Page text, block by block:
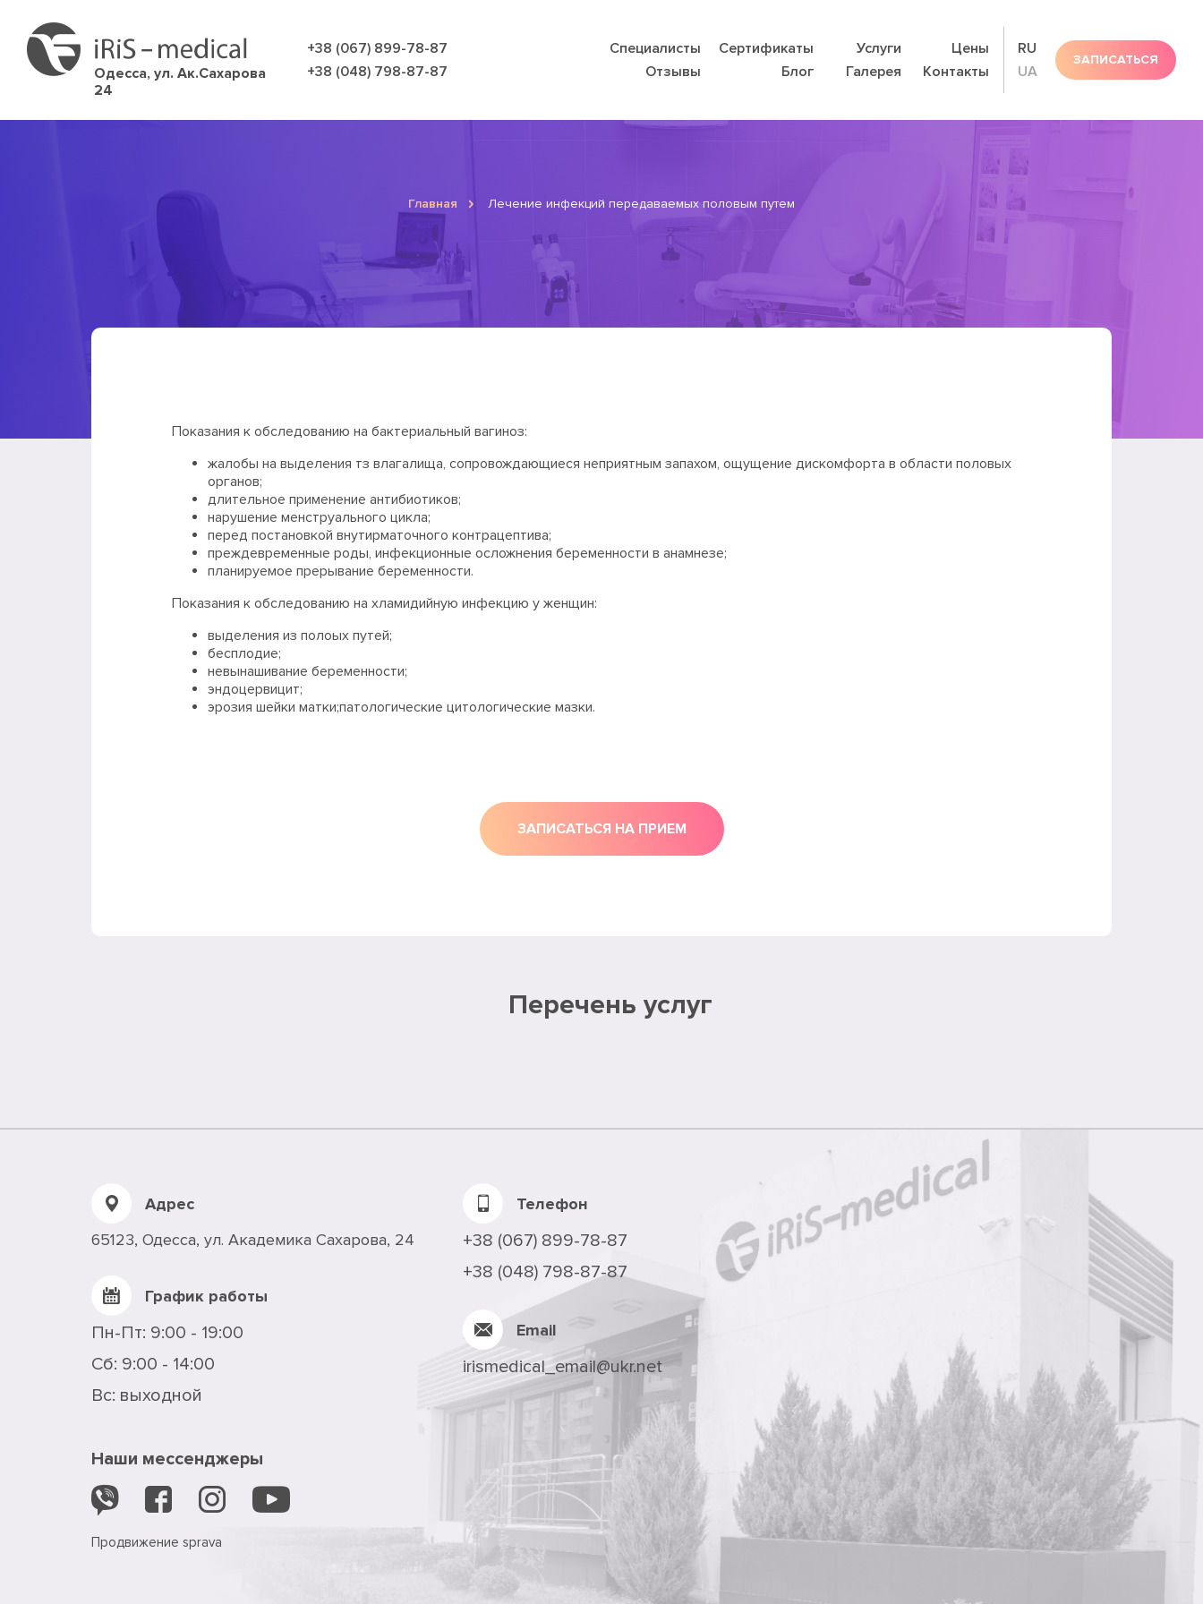
Одесса, ул. Ак.Сахарова
24
+38 (067) 899-78-87
+38 (048) 798-87-87
Специалисты Сертификаты Услуги
Цены
Отзывы
Блог Галерея Контакты
RU
UA
ЗАПИСАТЬСЯ
Главная Лечение инфекций передаваемых половым путем
Показания к обследованию на бактериальный вагиноз:
жалобы на выделения тз влагалища, сопровождающиеся неприятным запахом, ощущение дискомфорта в области половых
органов;
длительное применение антибиотиков;
нарушение менструального цикла;
перед постановкой внутирматочного контрацептива;
преждевременные роды, инфекционные осложнения беременности в анамнезе;
планируемое прерывание беременности.
Показания к обследованию на хламидийную инфекцию у женщин:
выделения из полоых путей;
бесплодие;
невынашивание беременности;
эндоцервицит;
эрозия шейки матки;патологические цитологические мазки.
ЗАПИСАТЬСЯ НА ПРИЕМ
Перечень услуг
Адрес
65123, Одесса, ул. Академика Сахарова, 24
График работы
Пн-Пт: 9:00 - 19:00
Сб: 9:00 - 14:00
Вс: выходной
Телефон
+38 (067) 899-78-87
+38 (048) 798-87-87
Email
irismedical_email@ukr.net
Наши мессенджеры
Продвижение sprava